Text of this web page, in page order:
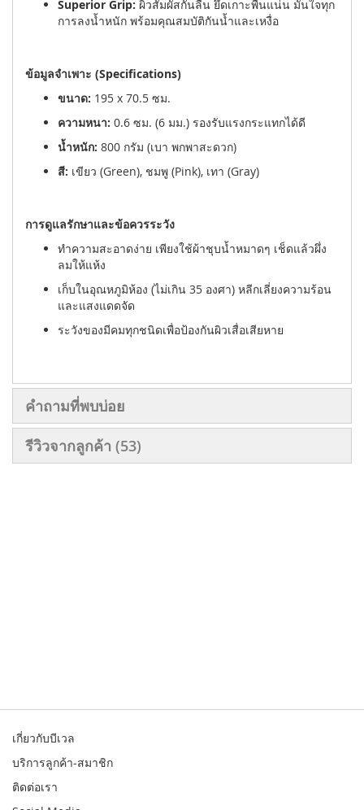
Superior Grip: ผิวสัมผัสกันลื่น ยึดเกาะพื้นแน่น มั่นใจทุก
การลงน้ำหนัก พร้อมคุณสมบัติกันน้ำและเหงื่อ
ข้อมูลจำเพาะ (Specifications)
ขนาด: 195 x 70.5 ซม.
ความหนา: 0.6 ซม. (6 มม.) รองรับแรงกระแทกได้ดี
น้ำหนัก: 800 กรัม (เบา พกพาสะดวก)
สี: เขียว (Green), ชมพู (Pink), เทา (Gray)
การดูแลรักษาและข้อควรระวัง
ทำความสะอาดง่าย เพียงใช้ผ้าชุบน้ำหมาดๆ เช็ดแล้วผึ่ง
ลมให้แห้ง
เก็บในอุณหภูมิห้อง (ไม่เกิน 35 องศา) หลีกเลี่ยงความร้อน
และแสงแดดจัด
ระวังของมีคมทุกชนิดเพื่อป้องกันผิวเสื่อเสียหาย
คำถามที่พบบ่อย
รีวิวจากลูกค้า 53
เกี่ยวกับบีเวล
บริการลูกค้า-สมาชิก
ติดต่อเรา